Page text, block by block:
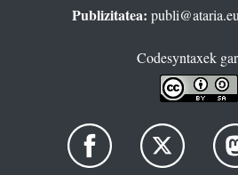
Publizitatea:
Codesyntaxek